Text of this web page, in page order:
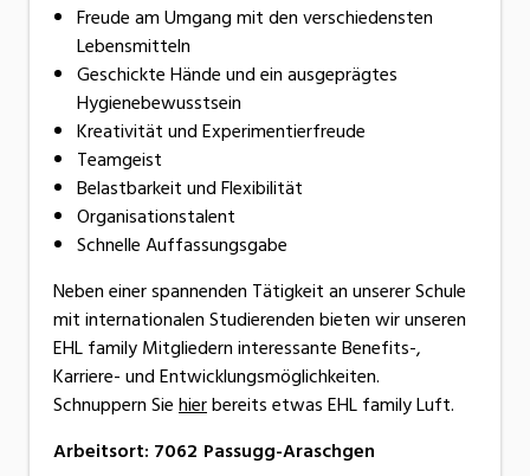
Freude am Umgang mit den verschiedensten
Lebensmitteln
Geschickte Hände und ein ausgeprägtes
Hygienebewusstsein
Kreativität und Experimentierfreude
Teamgeist
Belastbarkeit und Flexibilität
Organisationstalent
Schnelle Auffassungsgabe
Neben einer spannenden Tätigkeit an unserer Schule
mit internationalen Studierenden bieten wir unseren
EHL family Mitgliedern interessante Benefits-,
Karriere- und Entwicklungsmöglichkeiten.
Schnuppern Siehierbereits etwas EHL family Luft.
Arbeitsort: 7062 Passugg-Araschgen